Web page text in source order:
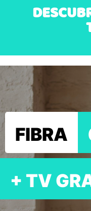
FIBRA
+ TV